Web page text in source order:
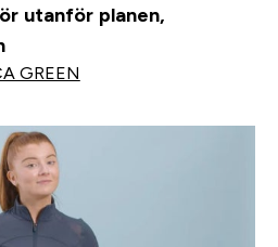
utanför planen,
GREEN